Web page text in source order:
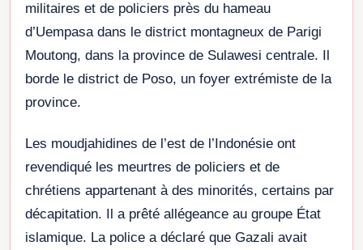
militaires et de policiers près du hameau
d’Uempasa dans le district montagneux de Parigi
Moutong, dans la province de Sulawesi centrale. Il
borde le district de Poso, un foyer extrémiste de la
province.
Les moudjahidines de l’est de l’Indonésie ont
revendiqué les meurtres de policiers et de
chrétiens appartenant à des minorités, certains par
décapitation. Il a prêté allégeance au groupe État
islamique. La police a déclaré que Gazali avait